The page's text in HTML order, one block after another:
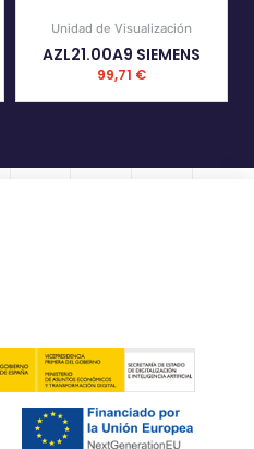
Unidad de Visualización
AZL21.00A9 SIEMENS
99,71 €